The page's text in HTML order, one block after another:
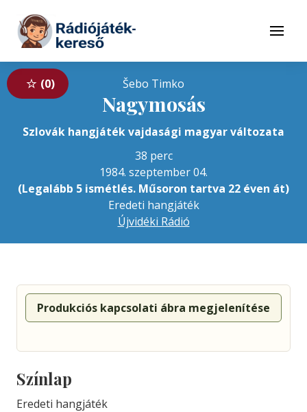
Tovább a tartalomhoz
Menü
0 Šebo Timko
Nagymosás
Szlovák hangjáték vajdasági magyar változata
38 perc
1984. szeptember 04.
(Legalább 5 ismétlés. Műsoron tartva 22 éven át)
Eredeti hangjáték
Újvidéki Rádió
Produkciós kapcsolati ábra megjelenítése
Színlap
Eredeti hangjáték